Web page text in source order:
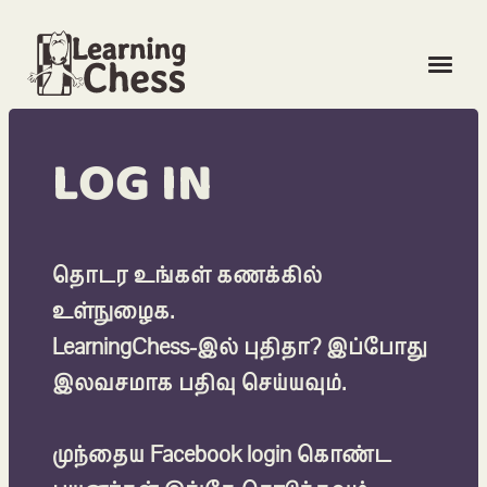
LOG IN
FREE SIGN UP
LANGUAGE
UNLOCK COURSES
LOG IN
தொடர உங்கள் கணக்கில்
உள்நுழைக.
LearningChess-இல் புதிதா?இப்போது
இலவசமாக பதிவு செய்யவும்.
முந்தைய Facebook login கொண்ட